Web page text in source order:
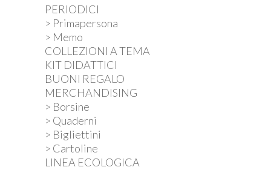
PERIODICI
> Primapersona
> Memo
COLLEZIONI A TEMA
KIT DIDATTICI
BUONI REGALO
MERCHANDISING
> Borsine
> Quaderni
> Bigliettini
> Cartoline
LINEA ECOLOGICA